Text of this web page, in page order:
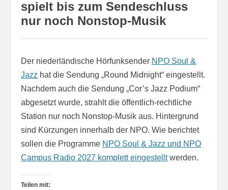
spielt bis zum Sendeschluss
nur noch Nonstop-Musik
Der niederländische Hörfunksender NPO Soul &
Jazz hat die Sendung „Round Midnight“ eingestellt.
Nachdem auch die Sendung „Cor’s Jazz Podium“
abgesetzt wurde, strahlt die öffentlich-rechtliche
Station nur noch Nonstop-Musik aus. Hintergrund
sind Kürzungen innerhalb der NPO. Wie berichtet
sollen die Programme NPO Soul & Jazz und NPO
Campus Radio 2027 komplett eingestelltwerden.
Teilen mit: